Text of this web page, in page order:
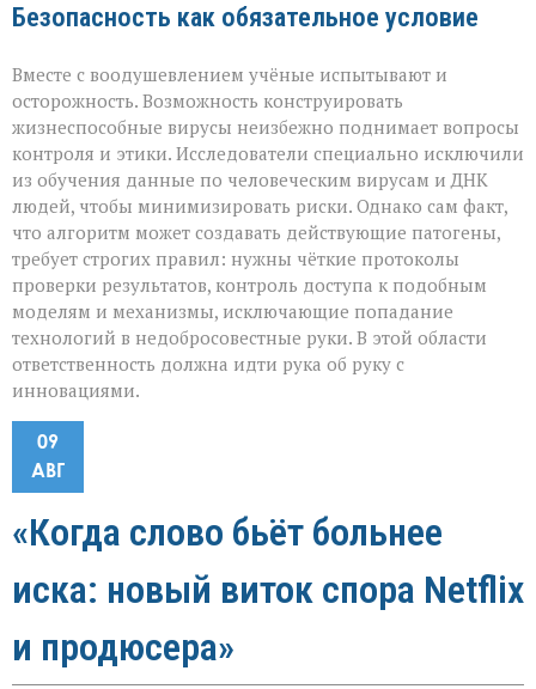
Безопасность как обязательное условие
Вместе с воодушевлением учёные испытывают и
осторожность. Возможность конструировать
жизнеспособные вирусы неизбежно поднимает вопросы
контроля и этики. Исследователи специально исключили
из обучения данные по человеческим вирусам и ДНК
людей, чтобы минимизировать риски. Однако сам факт,
что алгоритм может создавать действующие патогены,
требует строгих правил: нужны чёткие протоколы
проверки результатов, контроль доступа к подобным
моделям и механизмы, исключающие попадание
технологий в недобросовестные руки. В этой области
ответственность должна идти рука об руку с
инновациями.
09
АВГ
«Когда слово бьёт больнее
иска: новый виток спора Netflix
и продюсера»